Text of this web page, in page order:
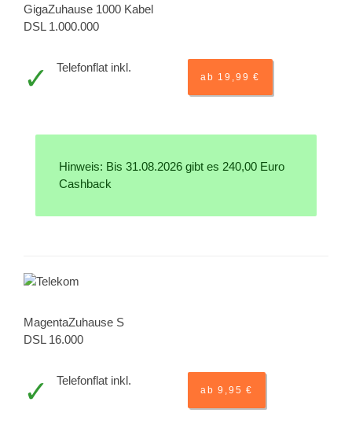
GigaZuhause 1000 Kabel
DSL 1.000.000
Telefonflat inkl.
ab 19,99 €
Hinweis: Bis 31.08.2026 gibt es 240,00 Euro
Cashback
MagentaZuhause S
DSL 16.000
Telefonflat inkl.
ab 9,95 €